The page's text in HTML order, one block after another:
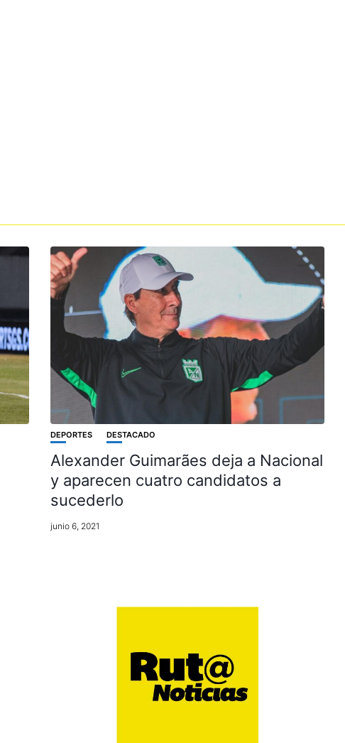
DEPORTES DESTACADO
Alexander Guimarães deja a Nacional
y aparecen cuatro candidatos a
sucederlo
junio 6, 2021